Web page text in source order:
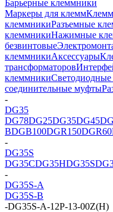
Барьерные клеммники
Маркеры для клемм
клеммникиРазъемные
клеммникиНажимные
безвинтовые
клеммникиАксессуары
трансформаторов
клеммники
соединительные муфты
-
DG35
DG78DG25DG35DG45
BDGB100DGR150DGR60
-
DG35S
DG35CDG35HDG35S
-
DG35S-A
DG35S-B
-DG35S-A-12P-13-00Z(H)